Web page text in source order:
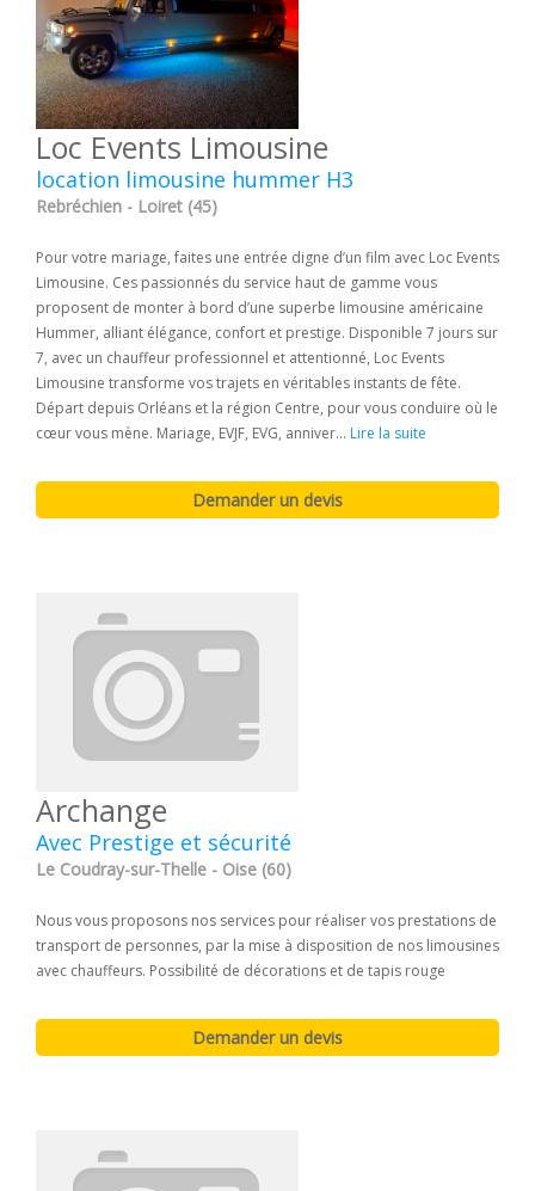
Loc Events Limousine
location limousine hummer H3
Rebréchien - Loiret (45)
Pour votre mariage, faites une entrée digne d’un film avec Loc Events
Limousine. Ces passionnés du service haut de gamme vous
proposent de monter à bord d’une superbe limousine américaine
Hummer, alliant élégance, confort et prestige. Disponible 7 jours sur
7, avec un chauffeur professionnel et attentionné, Loc Events
Limousine transforme vos trajets en véritables instants de fête.
Départ depuis Orléans et la région Centre, pour vous conduire où le
cœur vous mène. Mariage, EVJF, EVG, anniver... Lire la suite
Archange
Avec Prestige et sécurité
Le Coudray-sur-Thelle - Oise (60)
Nous vous proposons nos services pour réaliser vos prestations de
transport de personnes, par la mise à disposition de nos limousines
avec chauffeurs. Possibilité de décorations et de tapis rouge